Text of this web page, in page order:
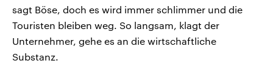
sagt Böse, doch es wird immer schlimmer und die
Touristen bleiben weg. So langsam, klagt der
Unternehmer, gehe es an die wirtschaftliche
Substanz.